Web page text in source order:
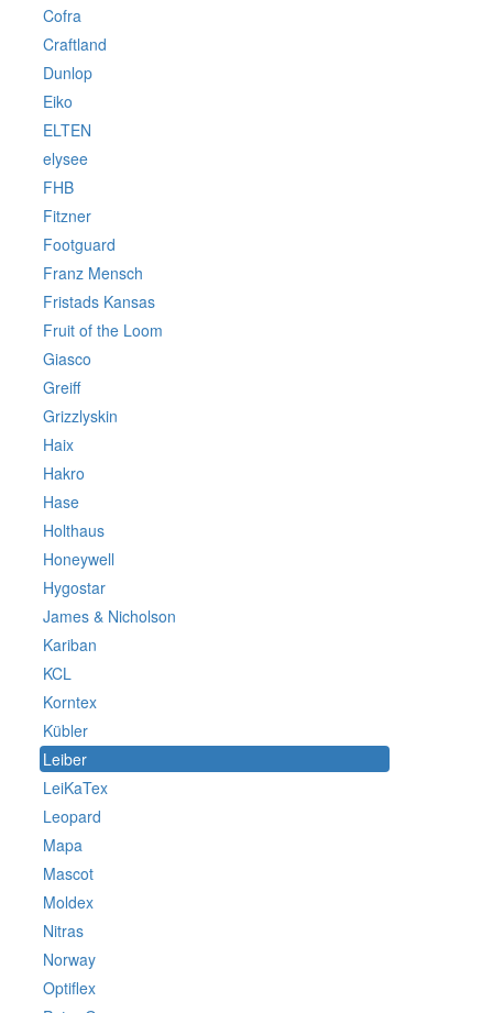
Cofra
Craftland
Dunlop
Eiko
ELTEN
elysee
FHB
Fitzner
Footguard
Franz Mensch
Fristads Kansas
Fruit of the Loom
Giasco
Greiff
Grizzlyskin
Haix
Hakro
Hase
Holthaus
Honeywell
Hygostar
James & Nicholson
Kariban
KCL
Korntex
Kübler
Leiber
LeiKaTex
Leopard
Mapa
Mascot
Moldex
Nitras
Norway
Optiflex